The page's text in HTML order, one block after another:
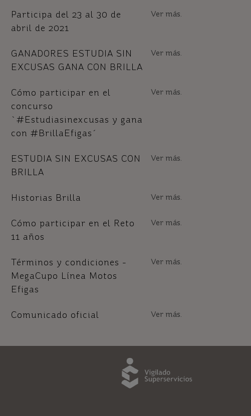
Participa del 23 al 30 de
abril de 2021
Ver más.
GANADORES ESTUDIA SIN
EXCUSAS GANA CON BRILLA
Ver más.
Cómo participar en el
concurso
`#Estudiasinexcusas y gana
con #BrillaEfigas´
Ver más.
ESTUDIA SIN EXCUSAS CON
BRILLA
Ver más.
Historias Brilla Ver más.
Cómo participar en el Reto
11 años
Ver más.
Términos y condiciones -
MegaCupo Línea Motos
Efigas
Ver más.
Comunicado oficial Ver más.